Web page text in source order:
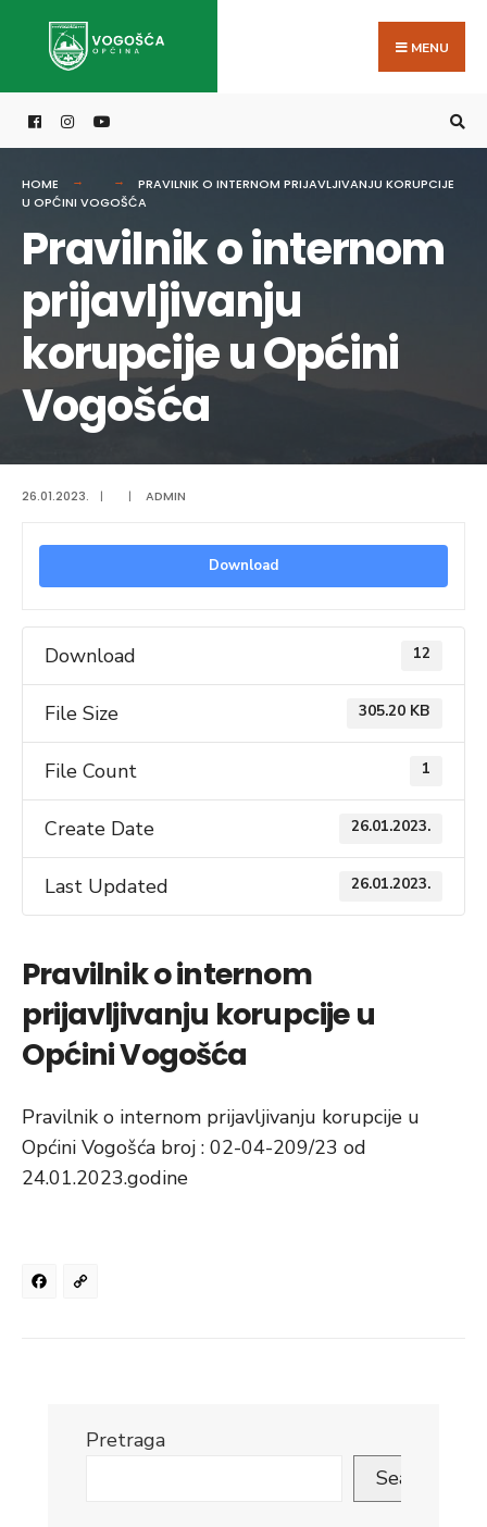
MENU
HOME
PRAVILNIK O INTERNOM PRIJAVLJIVANJU KORUPCIJE
U OPĆINI VOGOŠĆA
Pravilnik o internom
prijavljivanju
korupcije u Općini
Vogošća
26.01.2023. | | ADMIN
Download
Download 12
File Size 305.20 KB
File Count 1
Create Date 26.01.2023.
Last Updated 26.01.2023.
Pravilnik o internom
prijavljivanju korupcije u
Općini Vogošća
Pravilnik o internom prijavljivanju korupcije u
Općini Vogošća broj : 02-04-209/23 od
24.01.2023.godine
Facebook
Pretraga
Search
for: